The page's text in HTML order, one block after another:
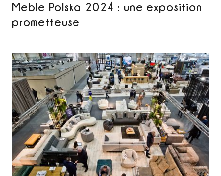
Meble Polska 2024 : une exposition
prometteuse